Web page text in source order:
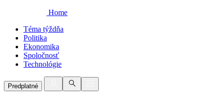
Home
Téma týždňa
Politika
Ekonomika
Spoločnosť
Technológie
Predplatné